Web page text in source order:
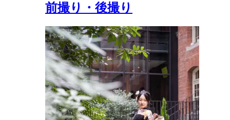
前撮り・後撮り